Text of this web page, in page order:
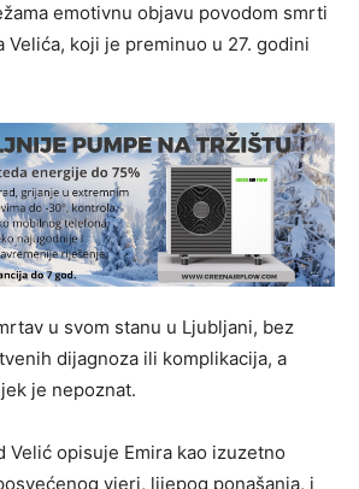
emotivnu objavu povodom smrti
Velića, koji je preminuo u 27. godini
u svom stanu u Ljubljani, bez
dijagnoza ili komplikacija, a
je nepoznat.
Velić opisuje Emira kao izuzetno
vjeri, lijepog ponašanja, i